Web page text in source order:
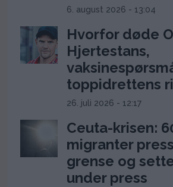
6. august 2026 - 13:04
Hvorfor døde
Hjertestans,
toppidrettens
26. juli 2026 - 12:17
Ceuta-krisen:
migranter
grense og
under press